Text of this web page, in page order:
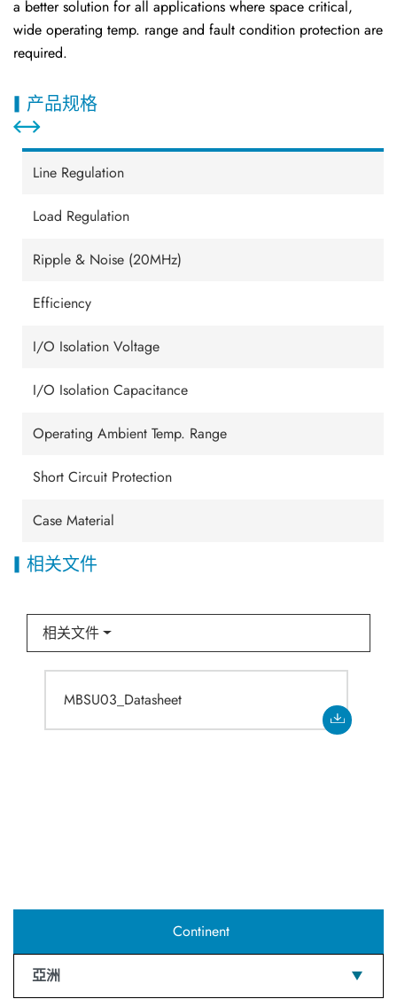
a better solution for all applications where space critical,
wide operating temp. range and fault condition protection are
required.
产品规格
Line Regulation
Load Regulation
Ripple & Noise (20MHz)
Efficiency
I/O Isolation Voltage
I/O Isolation Capacitance
Operating Ambient Temp. Range
Short Circuit Protection
Case Material
相关文件
相关文件
MBSU03_Datasheet
Continent
亞洲